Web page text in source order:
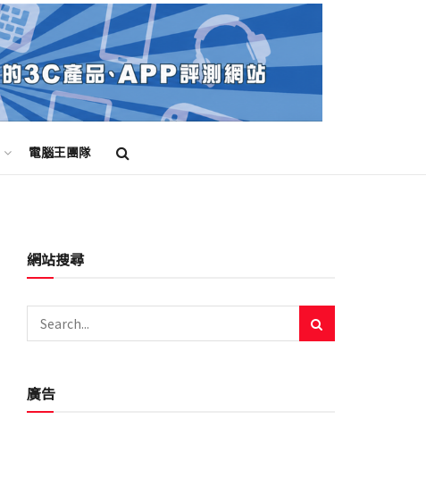
電腦王團隊
網站搜尋
廣告